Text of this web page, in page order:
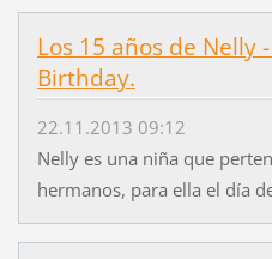
Los 15 años de Nelly
Birthday.
22.11.2013 09:12
Nelly es una niña que
hermanos, para ella el día